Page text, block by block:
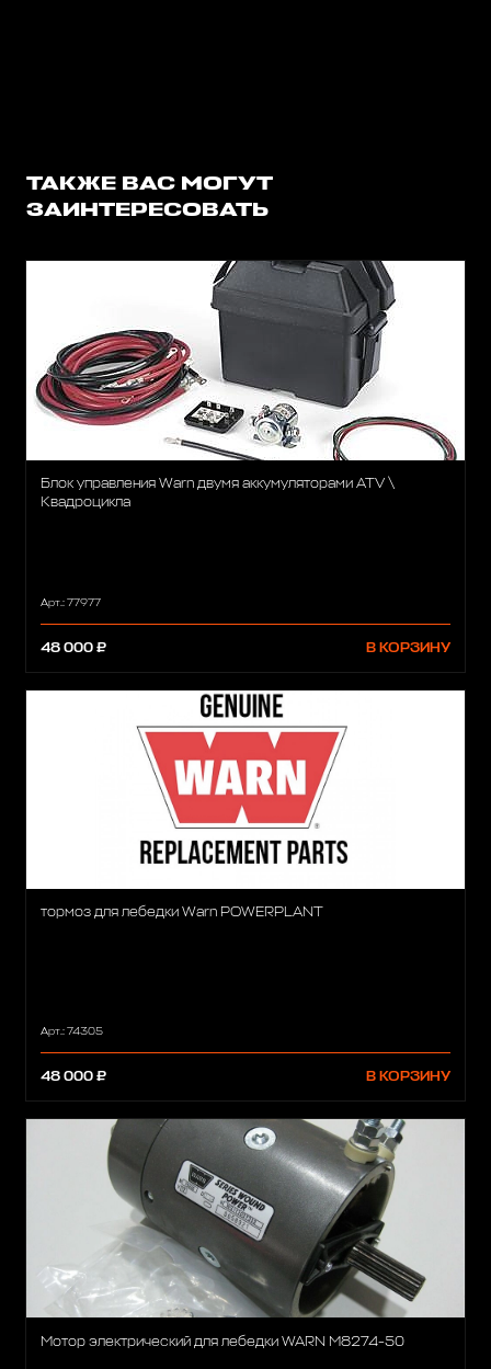
ТАКЖЕ ВАС МОГУТ
ЗАИНТЕРЕСОВАТЬ
Блок управления Warn двумя аккумуляторами ATV \
Квадроцикла
Арт.: 77977
48 000 ₽ В КОРЗИНУ
тормоз для лебедки Warn POWERPLANT
Арт.: 74305
48 000 ₽ В КОРЗИНУ
Мотор электрический для лебедки WARN M8274-50